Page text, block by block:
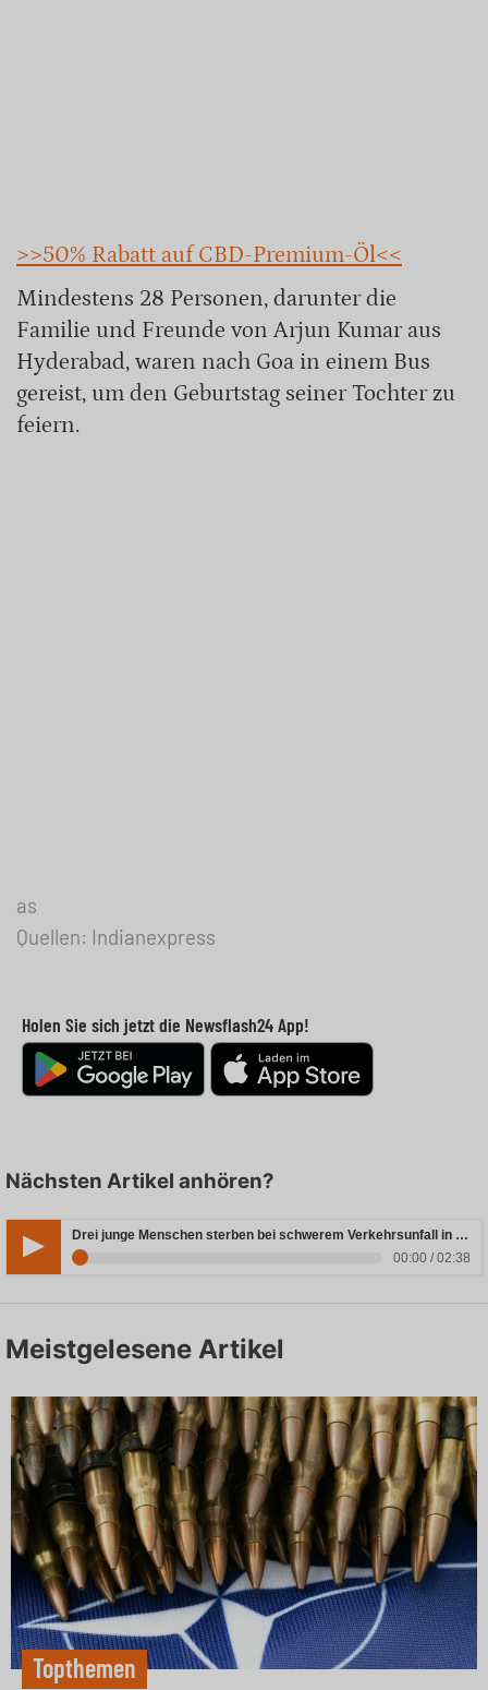
>>50% Rabatt auf CBD-Premium-Öl<<
Mindestens 28 Personen, darunter die
Familie und Freunde von Arjun Kumar aus
Hyderabad, waren nach Goa in einem Bus
gereist, um den Geburtstag seiner Tochter zu
feiern.
as
Quellen: Indianexpress
Holen Sie sich jetzt die Newsflash24 App!
Nächsten Artikel anhören?
Drei junge Menschen sterben bei schwerem Verkehrsunfall in Rheinland-Pfalz
00:00 / 02:38
Meistgelesene Artikel
Topthemen